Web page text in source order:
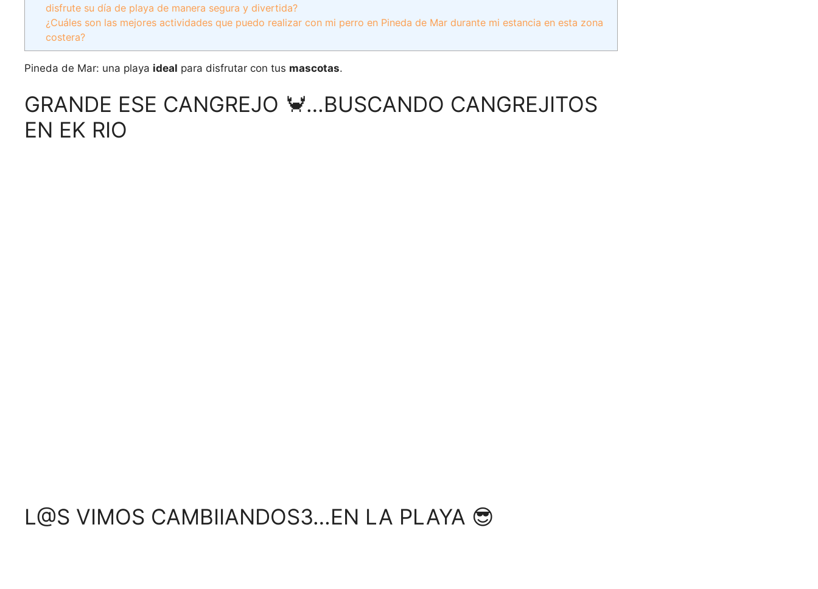
disfrute su día de playa de manera segura y divertida?
¿Cuáles son las mejores actividades que puedo realizar con mi perro en Pineda de Mar durante mi estancia en esta zona
costera?
Pineda de Mar: una playa ideal para disfrutar con tus mascotas.
GRANDE ESE CANGREJO 🦀…BUSCANDO CANGREJITOS
EN EK RIO
L@S VIMOS CAMBIIANDOS3…EN LA PLAYA 😎